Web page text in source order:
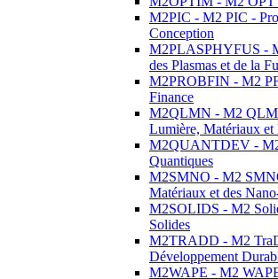
M2PIC - M2 PIC -
Conception
M2PLASPHYFUS -
des Plasmas et de la
M2PROBFIN - M2
Finance
M2QLMN - M2
Lumière, Matériaux et
M2QUANTDEV -
Quantiques
M2SMNO - M2
Matériaux et des
M2SOLIDS - M2
Solides
M2TRADD - M2
Développement
M2WAPE - M2